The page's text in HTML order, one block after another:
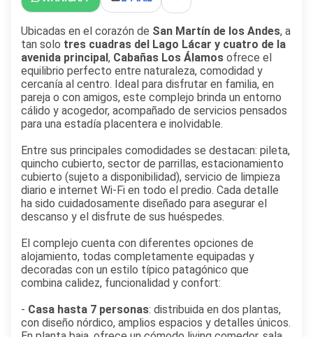
Ubicadas en el corazón de San Martín de los Andes, a
tan solo tres cuadras del Lago Lácar y cuatro de la
avenida principal, Cabañas Los Álamos ofrece el
equilibrio perfecto entre naturaleza, comodidad y
cercanía al centro. Ideal para disfrutar en familia, en
pareja o con amigos, este complejo brinda un entorno
cálido y acogedor, acompañado de servicios pensados
para una estadía placentera e inolvidable.
Entre sus principales comodidades se destacan: pileta,
quincho cubierto, sector de parrillas, estacionamiento
cubierto (sujeto a disponibilidad), servicio de limpieza
diario e internet Wi-Fi en todo el predio. Cada detalle
ha sido cuidadosamente diseñado para asegurar el
descanso y el disfrute de sus huéspedes.
El complejo cuenta con diferentes opciones de
alojamiento, todas completamente equipadas y
decoradas con un estilo típico patagónico que
combina calidez, funcionalidad y confort:
- Casa hasta 7 personas: distribuida en dos plantas,
con diseño nórdico, amplios espacios y detalles únicos.